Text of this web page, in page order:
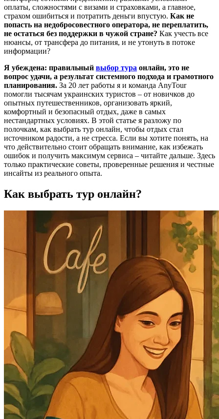
оплаты, сложностями с визами и страховками, а главное,
страхом ошибиться и потратить деньги впустую. Как не
попасть на недобросовестного оператора, не переплатить,
не остаться без поддержки в чужой стране? Как учесть все
нюансы, от трансфера до питания, и не утонуть в потоке
информации?
Я убеждена: правильный выбор тура онлайн, это не
вопрос удачи, а результат системного подхода и грамотного
планирования. За 20 лет работы я и команда AnyTour
помогли тысячам украинских туристов – от новичков до
опытных путешественников, организовать яркий,
комфортный и безопасный отдых, даже в самых
нестандартных условиях. В этой статье я разложу по
полочкам, как выбрать тур онлайн, чтобы отдых стал
источником радости, а не стресса. Если вы хотите понять, на
что действительно стоит обращать внимание, как избежать
ошибок и получить максимум сервиса – читайте дальше. Здесь
только практические советы, проверенные решения и честные
инсайты из реального опыта.
Как выбрать тур онлайн?